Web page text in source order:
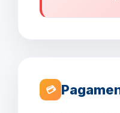
💳